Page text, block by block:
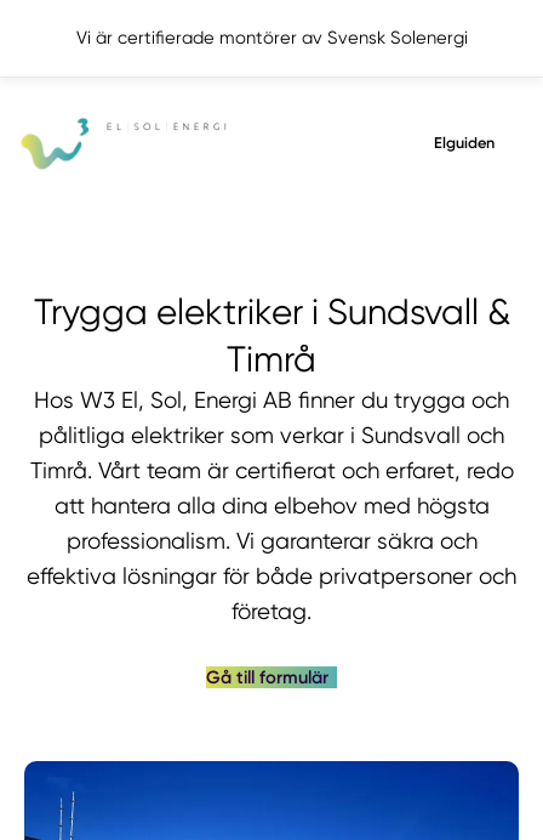
Vi är certifierade montörer av Svensk Solenergi
Elguiden
Trygga elektriker i Sundsvall &
Timrå
Hos W3 El, Sol, Energi AB finner du trygga och
pålitliga elektriker som verkar i Sundsvall och
Timrå. Vårt team är certifierat och erfaret, redo
att hantera alla dina elbehov med högsta
professionalism. Vi garanterar säkra och
effektiva lösningar för både privatpersoner och
företag.
Gå till formulär